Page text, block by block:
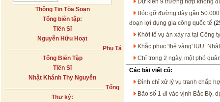
Thông Tin Tòa Soạn
Tổng biên tập:
Tiến Sĩ
Nguyễn Hữu Hoạt
Phụ Tá
Tổng Biên Tập
Tiến Sĩ
Nhật Khánh Thy Nguyễn
Tổng
Thư ký:
Dự kiến 9 trường hợp không
Bóc gỡ đường dây gần
đoạn lợi dụng gia công quốc tế
Khởi tố vụ án xảy ra tại Công
Khắc phục 'thẻ vàng' IUU:
Chỉ trong 2 ngày, một phó
Các bài viết cũ:
Đình chỉ xử lý vụ tranh chấp
Bão số 1 đi vào vịnh Bắc Bộ,